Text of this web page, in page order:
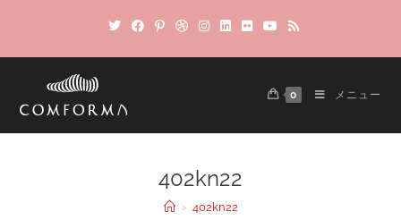
0 メニュー
402kn22
> 402kn22